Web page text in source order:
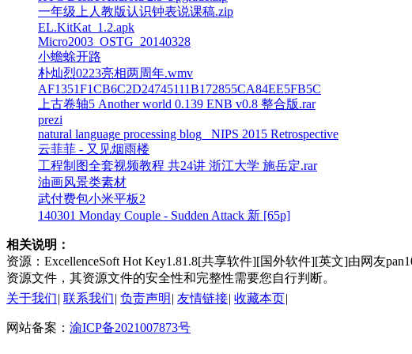
一年级上人教版认识钟表说课稿.zip
EL.KitKat_1.2.apk
Micro2003_OSTG_20140328
小蟾蜍开路
朴灿烈0223亮相两周年.wmv
AF1351F1CB6C2D24745111B172855CA84EE5FB5C
上古卷轴5 Another world 0.139 ENB v0.8 整合版.rar
prezi
natural language processing blog_ NIPS 2015 Retrospective
云菲菲 - 又见烟雨楼
工程制图全套视频教程 共24讲 浙江大学 施岳定.rar
油画风景类素材
武付费包小米平板2
140301 Monday Couple - Sudden Attack 新 [65p]
相关说明：
资源：ExcellenceSoft Hot Key1.81.8[共享软件][国外软件][英文]由网友
资源文件，其资源文件的安全性和完整性需要您自行判断。
关于我们| 联系我们| 负责声明 | 友情链接| 收藏本页|
网站备案： 渝ICP备2021007873号